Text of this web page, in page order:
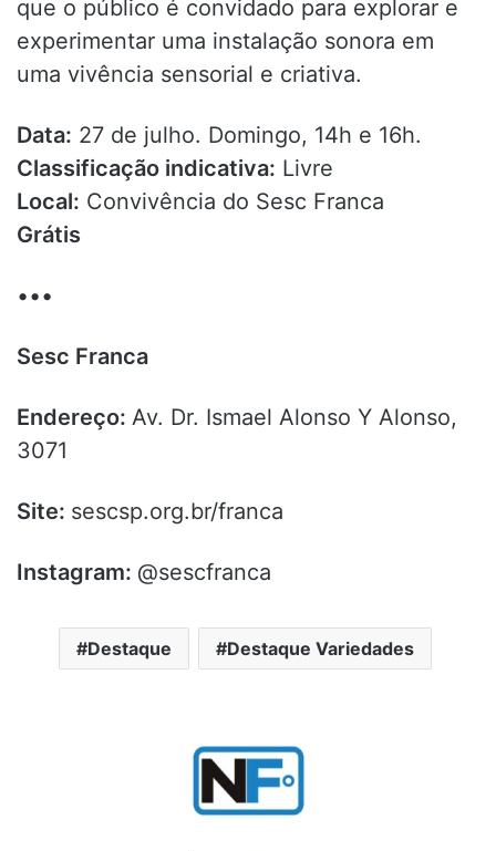
que o público é convidado para explorar e
experimentar uma instalação sonora em
uma vivência sensorial e criativa.
Data: 27 de julho. Domingo, 14h e 16h.
Classificação indicativa: Livre
Local: Convivência do Sesc Franca
Grátis
•••
Sesc Franca
Endereço: Av. Dr. Ismael Alonso Y Alonso,
3071
Site: sescsp.org.br/franca
Instagram: @sescfranca
Destaque Destaque Variedades